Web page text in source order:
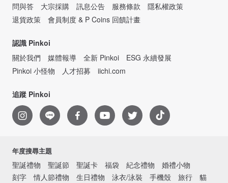
問與答
大宗採購 訊息公告 服務條款
隱私權政策
退貨政策
會員制度 & P Coins 回饋計畫
認識 Pinkoi
關於我們
媒體報導 全新 Pinkoi
ESG 永續發展
Pinkoi 小怪物
人才招募 iichi.com
追蹤 Pinkoi
年度搜尋主題
聖誕禮物 聖誕節 聖誕卡 福袋 紀念禮物
婚禮小物
刻字
情人節禮物 生日禮物 泳衣/泳裝 手機殼 旅行 貓